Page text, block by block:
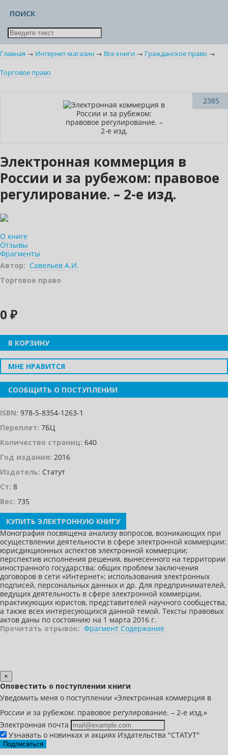
ПОИСК
Главная → Интернет-магазин → Все книги → Гражданское право →
Торговое право
2385
Электронная коммерция в
России и за рубежом: правовое
регулирование. – 2-е изд.
О книге
Отзывы
Фрагменты
Автор: Савельев А.И.
Торговое право
0 ₽
В КОРЗИНУ
МНЕ НРАВИТСЯ
СООБЩИТЬ О ПОСТУПЛЕНИИ
ISBN: 978-5-8354-1263-1
Переплет: 7БЦ
Количество страниц: 640
Год издания: 2016
Издатель: Статут
Ст: 8
Вес: 735
КУПИТЬ ЭЛЕКТРОННУЮ КНИГУ
Монография посвящена анализу вопросов, возникающих при
осуществлении деятельности в сфере электронной коммерции:
юрисдикционных аспектов электронной коммерции;
перспектив исполнения решения, вынесенного на территории
иностранного государства; общих проблем заключения
договоров в сети «Интернет»; использования электронных
подписей, персональных данных и др. Для предпринимателей,
ведущих деятельность в сфере электронной коммерции,
практикующих юристов, представителей научного сообщества,
а также всех интересующихся данной темой. Тексты правовых
актов даны по состоянию на 1 марта 2016 г.
Прочитать отрывок: Фрагмент Содержание
×
Оповестить о поступлении книги
Уведомить меня о поступлении «Электронная коммерция в
России и за рубежом: правовое регулирование. – 2-е изд.»
Электронная почта
Узнавать о новинках и акциях Издательства "СТАТУТ"
Подписаться